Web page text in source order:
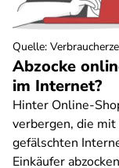
Abzocke
im Internet?
Hinter Online-
verbergen, die mit
gefälschten
Einkäufer
Quelle: